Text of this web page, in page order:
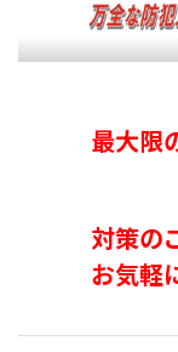
最大限
対策の
お気軽